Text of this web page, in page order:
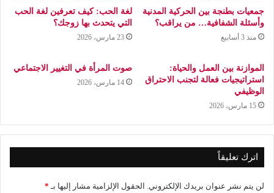
جمعيات بطنجة بين الحركية المدنية
وأسئلة الشفافية… من يراقب؟
منذ 3 أسابيع
لغة الحب: كيف تعرفين لغة الحب
التي يتحدث بها زوجك؟
23 مارس، 2026
الموازنة بين العمل والحياة:
استراتيجيات فعالة لتجنب الاحتراق
الوظيفي
15 مارس، 2026
صوت المرأة في التغيير الاجتماعي
14 مارس، 2026
اترك تعليقاً
لن يتم نشر عنوان بريدك الإلكتروني. الحقول الإلزامية مشار إليها بـ *